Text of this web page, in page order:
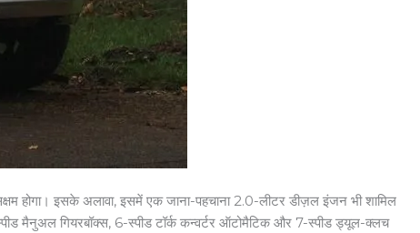
होगा। इसके अलावा, इसमें एक जाना-पहचाना 2.0-लीटर डीज़ल इंजन भी शामिल
मैनुअल गियरबॉक्स, 6-स्पीड टॉर्क कन्वर्टर ऑटोमैटिक और 7-स्पीड ड्यूल-क्लच